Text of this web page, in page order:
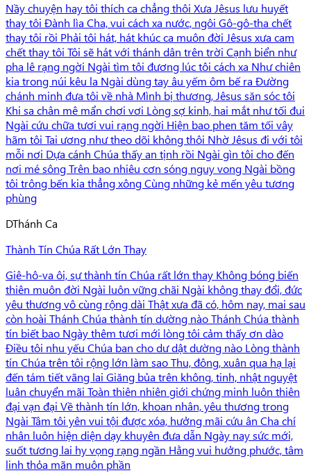
Nầy chuyện hay tôi thích ca chẳng thôi Xưa Jêsus lưu huyết
thay tôi Đành lìa Cha, vui cách xa nước, ngôi Gô-gô-tha chết
thay tôi rồi Phải tôi hát, hát khúc ca muôn đời Jêsus xưa cam
chết thay tôi Tôi sẽ hát với thánh dân trên trời Cạnh biển như
pha lê rạng ngời Ngài tìm tôi đương lúc tôi cách xa Như chiên
kia trong núi kêu la Ngài dùng tay âu yếm ôm bế ra Đường
chánh minh đưa tôi về nhà Mình bị thương, Jêsus săn sóc tôi
Khi sa chân mê mẩn chơi vơi Lòng sợ kinh, hai mắt như tối đui
Ngài cứu chữa tươi vui rạng ngời Hiện bao phen tăm tối vây
hãm tôi Tai ương như theo dõi không thôi Nhờ Jêsus đi với tôi
mỗi nơi Dựa cánh Chúa thấy an tịnh rồi Ngài gìn tôi cho đến
nơi mé sông Trên bao nhiêu cơn sóng nguy vong Ngài bồng
tôi trông bến kia thẳng xông Cùng những kẻ mến yêu tương
phùng
DThánh Ca
Thành Tín Chúa Rất Lớn Thay
Giê-hô-va ôi, sự thành tín Chúa rất lớn thay Không bóng biến
thiên muôn đời Ngài luôn vững chãi Ngài không thay đổi, đức
yêu thương vô cùng rộng dài Thật xưa đã có, hôm nay, mai sau
còn hoài Thánh Chúa thành tín dường nào Thánh Chúa thành
tín biết bao Ngày thêm tươi mới lòng tôi cảm thấy ơn dào
Điều tôi nhu yếu Chúa ban cho dư dật dường nào Lòng thành
tín Chúa trên tôi rộng lớn làm sao Thu, đông, xuân qua hạ lại
đến tám tiết vãng lai Giăng bủa trên không, tinh, nhật nguyệt
luân chuyển mãi Toàn thiên nhiên giới chứng minh luôn thiên
đại vạn đại Về thành tín lớn, khoan nhân, yêu thương trong
Ngài Tâm tôi yên vui tội được xóa, hưởng mãi cứu ân Cha chí
nhân luôn hiện diện dạy khuyên đưa dẫn Ngày nay sức mới,
suốt tương lai hy vọng rạng ngần Hằng vui hưởng phước, tâm
linh thỏa mãn muôn phần